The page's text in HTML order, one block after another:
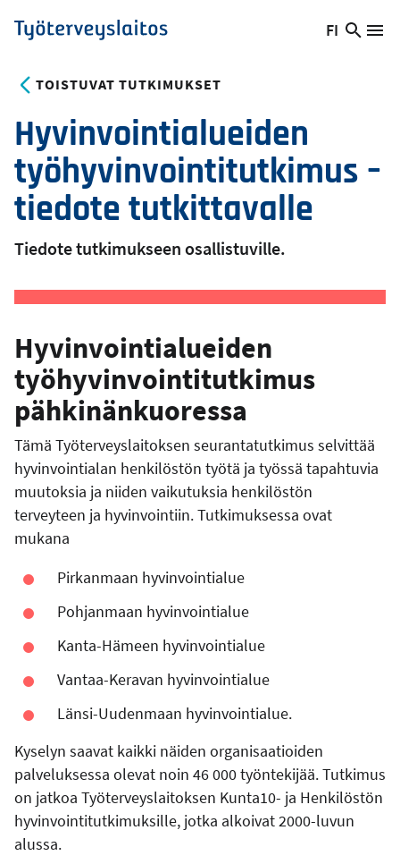
Hyppää
pääsisältöön
Työterveyslaitos
Vaihda
FI
Hae
TOISTUVAT TUTKIMUKSET
Hyvinvointialueiden
työhyvinvointitutkimus –
tiedote tutkittavalle
Tiedote tutkimukseen osallistuville.
Hyvinvointialueiden
työhyvinvointitutkimus
pähkinänkuoressa
Tämä Työterveyslaitoksen seurantatutkimus selvittää
hyvinvointialan henkilöstön työtä ja työssä tapahtuvia
muutoksia ja niiden vaikutuksia henkilöstön
terveyteen ja hyvinvointiin. Tutkimuksessa ovat
mukana
Pirkanmaan hyvinvointialue
Pohjanmaan hyvinvointialue
Kanta-Hämeen hyvinvointialue
Vantaa-Keravan hyvinvointialue
Länsi-Uudenmaan hyvinvointialue.
Kyselyn saavat kaikki näiden organisaatioiden
palveluksessa olevat noin 46 000 työntekijää. Tutkimus
on jatkoa Työterveyslaitoksen Kunta10- ja Henkilöstön
hyvinvointitutkimuksille, jotka alkoivat 2000-luvun
alussa.